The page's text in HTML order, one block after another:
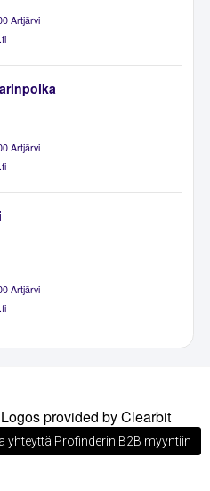
Artjärvi
Artjärvi
Artjärvi
Logos provided by Clearbit
yhteyttä Profinderin B2B myyntiin